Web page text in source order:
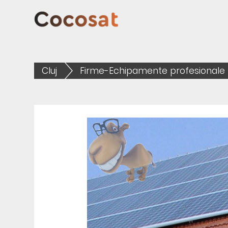
Cluj Firme-Echipamente profesionale